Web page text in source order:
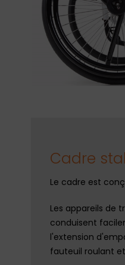
Cadre
Le cadre est
Les appareils de
conduisent
l'extension
fauteuil roulant